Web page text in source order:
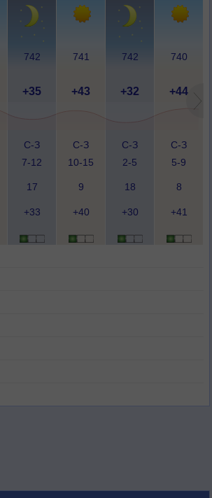
742 741 742 740
+35 +43 +32 +44
С-З
7-12
С-З
10-15
С-З
2-5
С-З
5-9
17 9 18 8
+33 +40 +30 +41